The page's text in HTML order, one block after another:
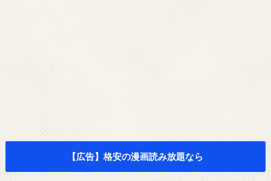
【広告】格安の漫画読み放題なら